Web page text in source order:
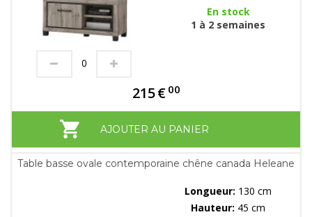
En stock
1 à 2 semaines
215€ 00
AJOUTER AU PANIER
Table basse ovale contemporaine chêne canada Heleane
Longueur: 130 cm
Hauteur: 45 cm